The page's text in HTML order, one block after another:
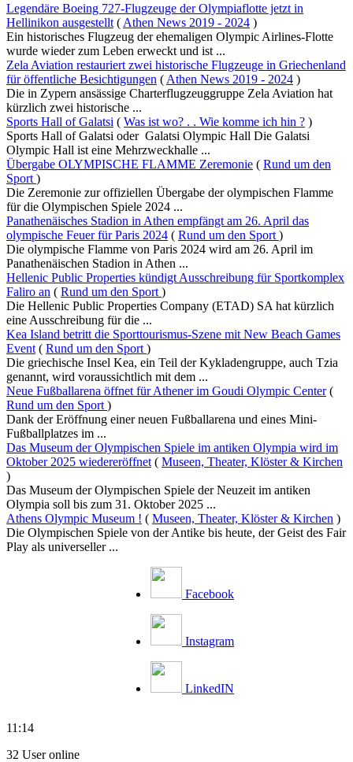
Legendäre Boeing 727-Flugzeuge der Olympiaflotte jetzt in
Hellinikon ausgestellt ( Athen News 2019 - 2024 )
Ein historisches Flugzeug der ehemaligen Olympic Airlines-Flotte
wurde wieder zum Leben erweckt und ist ...
Zela Aviation restauriert zwei historische Flugzeuge in Griechenland
für öffentliche Besichtigungen ( Athen News 2019 - 2024 )
Die in Zypern ansässige Charterflugzeuggruppe Zela Aviation hat
kürzlich zwei historische ...
Sports Hall of Galatsi ( Was ist wo? . . Wie komme ich hin ? )
Sports Hall of Galatsi oder Galatsi Olympic Hall Die Galatsi
Olympic Hall ist eine Mehrzweckhalle ...
Übergabe OLYMPISCHE FLAMME Zeremonie ( Rund um den
Sport )
Die Zeremonie zur offiziellen Übergabe der olympischen Flamme
für die Olympischen Spiele 2024 ...
Panathenäisches Stadion in Athen empfängt am 26. April das
olympische Feuer für Paris 2024 ( Rund um den Sport )
Die olympische Flamme von Paris 2024 wird am 26. April im
Panathenäischen Stadion in Athen ...
Hellenic Public Properties kündigt Ausschreibung für Sportkomplex
Faliro an ( Rund um den Sport )
Die Hellenic Public Properties Company (ETAD) SA hat kürzlich
eine Ausschreibung für die ...
Kea Island betritt die Sporttourismus-Szene mit New Beach Games
Event ( Rund um den Sport )
Die griechische Insel Kea, ein Teil der Kykladengruppe, auch Tzia
genannt, wird voraussichtlich mit dem ...
Neue Fußballarena öffnet für Athener im Goudi Olympic Center(
Rund um den Sport )
Dank der Eröffnung einer neuen Fußballarena und eines Mini-
Fußballplatzes im ...
Das Museum der Olympischen Spiele im antiken Olympia wird im
Oktober 2025 wiedereröffnet ( Museen, Theater, Klöster & Kirchen
)
Das Museum der Olympischen Spiele der Neuzeit im antiken
Olympia soll bis zum 31. Oktober 2025 ...
Athens Olympic Museum ! ( Museen, Theater, Klöster & Kirchen )
Die Olympischen Spiele von der Antike bis heute, der Geist des Fair
Play als universeller ...
Facebook
Instagram
LinkedIN
11:14
32 User online